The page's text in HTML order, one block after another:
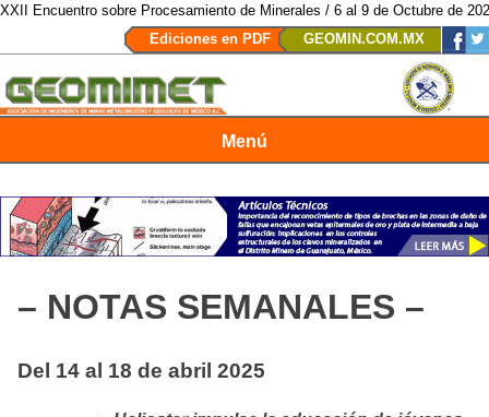
sobre Procesamiento de Minerales / 6 al 9 de Octubre de 2026 /
Ediciones en PDF
GEOMIN.COM.MX
Menú
– NOTAS SEMANALES –
Del 14 al 18 de abril 2025